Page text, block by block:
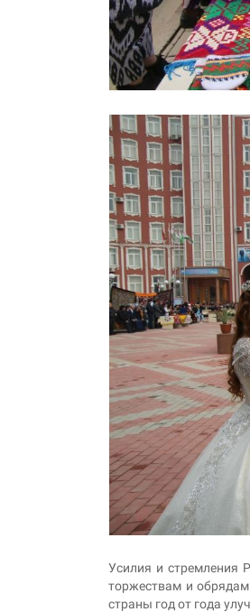
Усилия и стремления
торжествам и
страны год от года